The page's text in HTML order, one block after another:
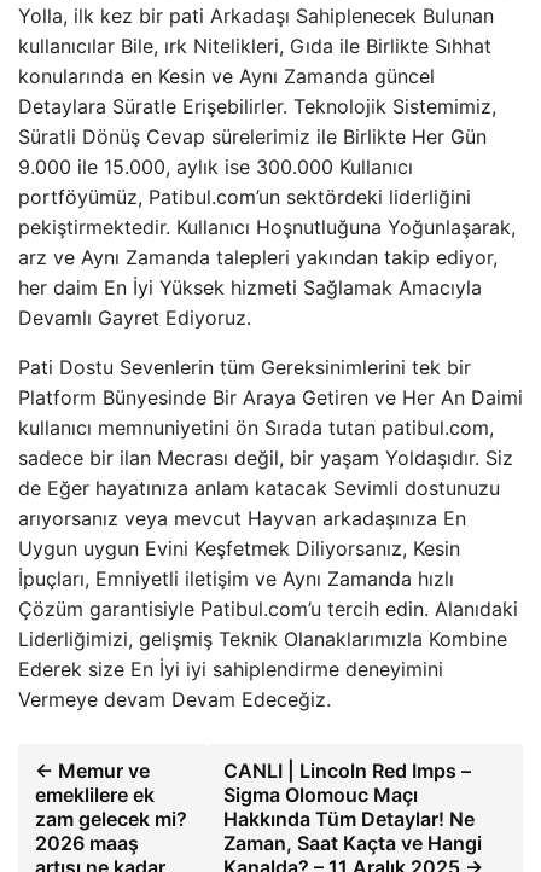
Yolla, ilk kez bir pati Arkadaşı Sahiplenecek Bulunan
kullanıcılar Bile, ırk Nitelikleri, Gıda ile Birlikte Sıhhat
konularında en Kesin ve Aynı Zamanda güncel
Detaylara Süratle Erişebilirler. Teknolojik Sistemimiz,
Süratli Dönüş Cevap sürelerimiz ile Birlikte Her Gün
9.000 ile 15.000, aylık ise 300.000 Kullanıcı
portföyümüz, Patibul.com’un sektördeki liderliğini
pekiştirmektedir. Kullanıcı Hoşnutluğuna Yoğunlaşarak,
arz ve Aynı Zamanda talepleri yakından takip ediyor,
her daim En İyi Yüksek hizmeti Sağlamak Amacıyla
Devamlı Gayret Ediyoruz.
Pati Dostu Sevenlerin tüm Gereksinimlerini tek bir
Platform Bünyesinde Bir Araya Getiren ve Her An Daimi
kullanıcı memnuniyetini ön Sırada tutan patibul.com,
sadece bir ilan Mecrası değil, bir yaşam Yoldaşıdır. Siz
de Eğer hayatınıza anlam katacak Sevimli dostunuzu
arıyorsanız veya mevcut Hayvan arkadaşınıza En
Uygun uygun Evini Keşfetmek Diliyorsanız, Kesin
İpuçları, Emniyetli iletişim ve Aynı Zamanda hızlı
Çözüm garantisiyle Patibul.com’u tercih edin. Alanıdaki
Liderliğimizi, gelişmiş Teknik Olanaklarımızla Kombine
Ederek size En İyi iyi sahiplendirme deneyimini
Vermeye devam Devam Edeceğiz.
← Memur ve
emeklilere ek
zam gelecek mi?
2026 maaş
CANLI | Lincoln Red Imps –
Sigma Olomouc Maçı
Hakkında Tüm Detaylar! Ne
Zaman, Saat Kaçta ve Hangi